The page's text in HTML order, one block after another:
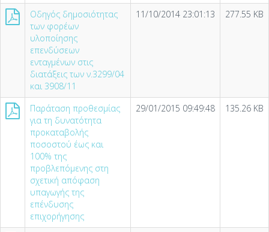
Οδηγός δημοσιότητας
των φορέων
υλοποίησης
επενδύσεων
ενταγμένων στις
διατάξεις των ν.3299/04
και 3908/11
11/10/2014 23:01:13 277.55 KB
Παράταση προθεσμίας
για τη δυνατότητα
προκαταβολής
ποσοστού έως και
100% της
προβλεπόμενης στη
σχετική απόφαση
υπαγωγής της
επένδυσης
επιχορήγησης
29/01/2015 09:49:48 135.26 KB